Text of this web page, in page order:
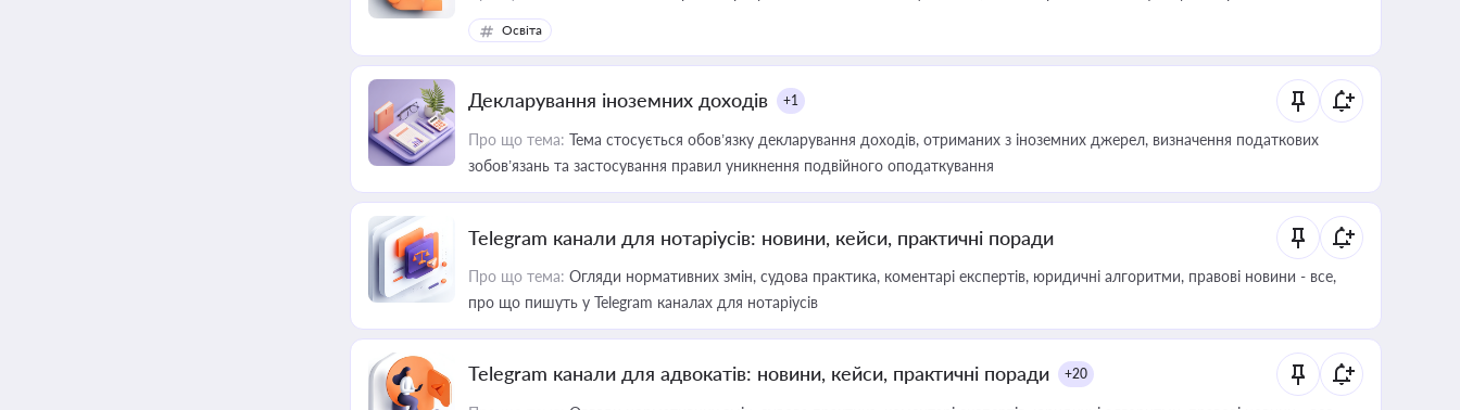
Освіта
Декларування іноземних доходів +1
Про що тема: Тема стосується обов’язку декларування доходів, отриманих з іноземних джерел, визначення податкових
зобов’язань та застосування правил уникнення подвійного оподаткування
Telegram канали для нотаріусів: новини, кейси, практичні поради
Про що тема: Огляди нормативних змін, судова практика, коментарі експертів, юридичні алгоритми, правові новини - все,
про що пишуть у Telegram каналах для нотаріусів
Telegram канали для адвокатів: новини, кейси, практичні поради +20